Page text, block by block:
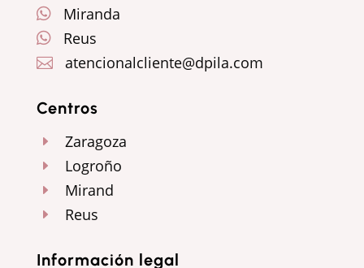
 Miranda
 Reus
 atencionalcliente@dpila.com
Centros
E Zaragoza
E Logroño
E Mirand
E Reus
Información legal